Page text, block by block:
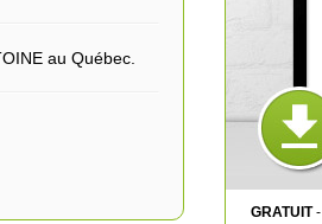
au Québec.
GRATUIT-